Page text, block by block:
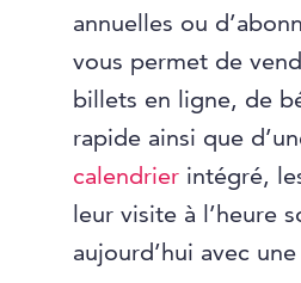
annuelles ou
vous permet de
billets en ligne, de
rapide ainsi que
calendrier intégré,
leur visite à l’heure
aujourd’hui avec